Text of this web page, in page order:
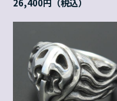
26,400円